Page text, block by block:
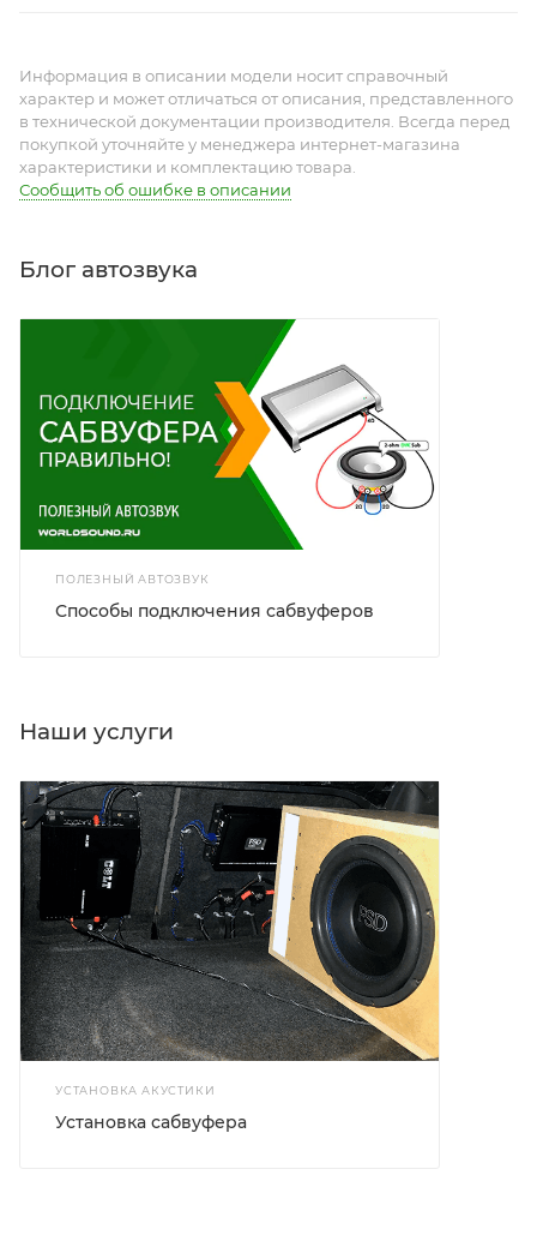
Информация в описании модели носит справочный
характер и может отличаться от описания, представленного
в технической документации производителя. Всегда перед
покупкой уточняйте у менеджера интернет-магазина
характеристики и комплектацию товара.
Сообщить об ошибке в описании
Блог автозвука
ПОЛЕЗНЫЙ АВТОЗВУК
Способы подключения сабвуферов
Наши услуги
УСТАНОВКА АКУСТИКИ
Установка сабвуфера